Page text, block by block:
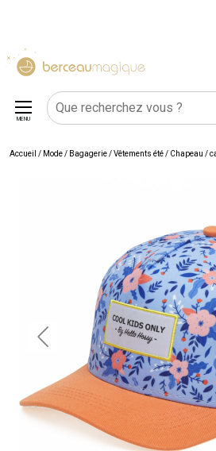
MENU
Accueil / Mode / Bagagerie/Vêtements été/ Chapeau /